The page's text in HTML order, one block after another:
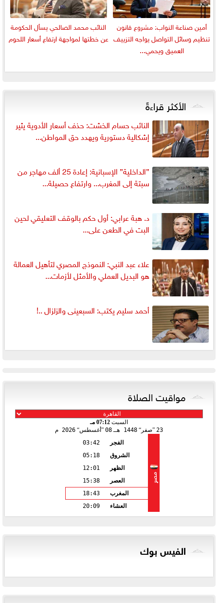
أمين صناعة النواب: مشروع قانون
تنظيم وسائل التواصل يواجه التزييف
العميق ويحمي...
النائب محمد الصالحي يسأل الحكومة
عن خطتها لمواجهة ارتفاع أسعار اللحوم
الأكثر قراءةً
النائب حسام الخشت: حذف أسعار الأدوية يثير
إشكالية دستورية ويهدد حق المواطن...
”الداخلية” الإسبانية: إعادة 25 ألف مهاجر من
سبتة إلى المغرب... وارتفاع حصيلة...
د. هبة عرابي: أول حكم بالوقف التعليقي لحين
البت في الطعن على...
علاء عبد النبي: النموذج المصري لتأهيل العمالة
هو البديل العملي والأمثل لأزمات...
أحمد سليم يكتب: السبعينى والزلزال ..!
مواقيت الصلاة
السبت 07:12 مـ
23
صفر 1448 هـ 08 أغسطس 2026 م
مصر
الفجر
03:42
الشروق
05:18
الظهر
12:01
العصر
15:38
المغرب
18:43
العشاء
20:09
الفيس بوك